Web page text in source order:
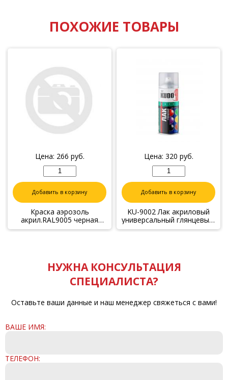
ПОХОЖИЕ ТОВАРЫ
Цена: 266 руб.
Добавить в корзину
Краска аэрозоль
акрил.RAL9005 черная
матов. 520 мл "RAYDAY"
Цена: 320 руб.
Добавить в корзину
KU-9002 Лак акриловый
универсальный глянцевый,
520мл
НУЖНА КОНСУЛЬТАЦИЯ
СПЕЦИАЛИСТА?
Оставьте ваши данные и наш менеджер свяжеться с вами!
ВАШЕ ИМЯ:
ТЕЛЕФОН: